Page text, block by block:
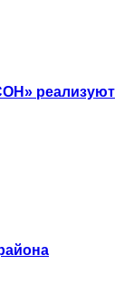
реализуют